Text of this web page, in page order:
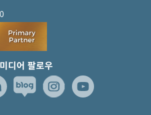
디어 팔로우